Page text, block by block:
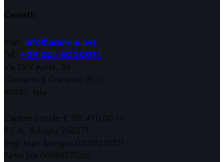
Contatti
Mail: info@aramini.net
Tel: +39 051 6020011
Via XXV Aprile, 36
Cadriano di Granarolo (BO)
40057, Italia
Capitale Sociale € 101.490,00 i.v.
R.E.A. Bologna 256271
Reg. Impr. Bologna 03018210371
Partita IVA 00589771203